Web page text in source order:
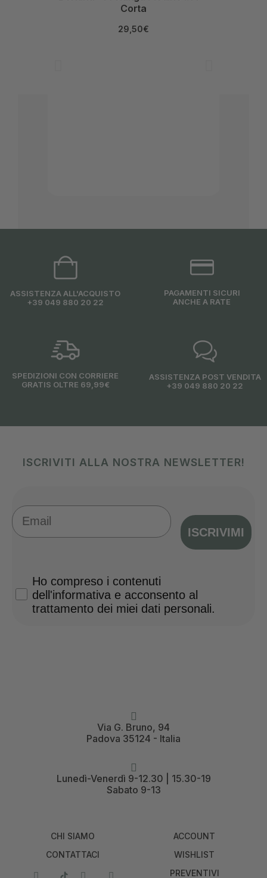
Corta
29,50€
ASSISTENZA ALL'ACQUISTO
+39 049 880 20 22
PAGAMENTI SICURI
ANCHE A RATE
SPEDIZIONI CON CORRIERE
GRATIS OLTRE 69,99€
ASSISTENZA POST VENDITA
+39 049 880 20 22
ISCRIVITI ALLA NOSTRA NEWSLETTER!
Email
ISCRIVIMI
Privacy Policy
Ho compreso i contenuti
dell'informativa e acconsento al
trattamento dei miei dati personali.
Via G. Bruno, 94
Padova 35124 - Italia
Lunedì-Venerdì 9-12.30 | 15.30-19
Sabato 9-13
CHI SIAMO
CONTATTACI
ACCOUNT
WISHLIST
PREVENTIVI